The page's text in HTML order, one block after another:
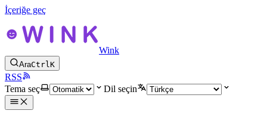
İçeriğe geç
Wink
AraCtrlK
RSS
Tema seç
Dil seçin